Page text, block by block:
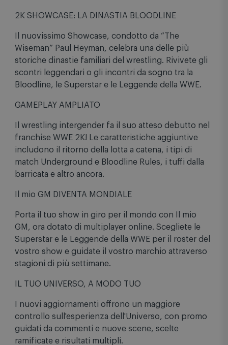
2K SHOWCASE: LA DINASTIA BLOODLINE
Il nuovissimo Showcase, condotto da “The
Wiseman” Paul Heyman, celebra una delle più
storiche dinastie familiari del wrestling. Rivivete gli
scontri leggendari o gli incontri da sogno tra la
Bloodline, le Superstar e le Leggende della WWE.
GAMEPLAY AMPLIATO
Il wrestling intergender fa il suo atteso debutto nel
franchise WWE 2K! Le caratteristiche aggiuntive
includono il ritorno della lotta a catena, i tipi di
match Underground e Bloodline Rules, i tuffi dalla
barricata e altro ancora.
Il mio GM DIVENTA MONDIALE
Porta il tuo show in giro per il mondo con Il mio
GM, ora dotato di multiplayer online. Scegliete le
Superstar e le Leggende della WWE per il roster del
vostro show e guidate il vostro marchio attraverso
stagioni di più settimane.
IL TUO UNIVERSO, A MODO TUO
I nuovi aggiornamenti offrono un maggiore
controllo sull'esperienza dell'Universo, con promo
guidati da commenti e nuove scene, scelte
ramificate e risultati multipli.